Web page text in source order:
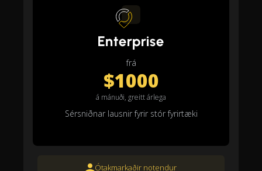
Enterprise
frá
$1000
á mánuði, greitt árlega
Sérsniðnar lausnir fyrir stór fyrirtæki
Ótakmarkaðir notendur